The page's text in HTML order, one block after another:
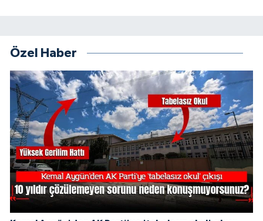
Özel Haber